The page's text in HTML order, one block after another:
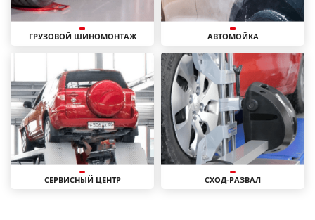
ГРУЗОВОЙ ШИНОМОНТАЖ АВТОМОЙКА
СЕРВИСНЫЙ ЦЕНТР СХОД-РАЗВАЛ